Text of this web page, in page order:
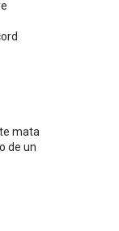
mata
de un